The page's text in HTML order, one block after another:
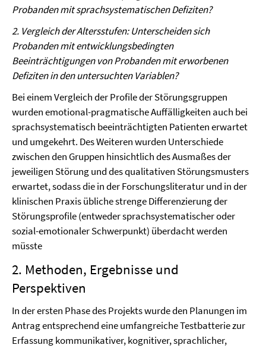
Probanden mit sprachsystematischen Defiziten?
2. Vergleich der Altersstufen: Unterscheiden sich
Probanden mit entwicklungsbedingten
Beeinträchtigungen von Probanden mit erworbenen
Defiziten in den untersuchten Variablen?
Bei einem Vergleich der Profile der Störungsgruppen
wurden emotional-pragmatische Auffälligkeiten auch bei
sprachsystematisch beeinträchtigten Patienten erwartet
und umgekehrt. Des Weiteren wurden Unterschiede
zwischen den Gruppen hinsichtlich des Ausmaßes der
jeweiligen Störung und des qualitativen Störungsmusters
erwartet, sodass die in der Forschungsliteratur und in der
klinischen Praxis übliche strenge Differenzierung der
Störungsprofile (entweder sprachsystematischer oder
sozial-emotionaler Schwerpunkt) überdacht werden
müsste
2. Methoden, Ergebnisse und
Perspektiven
In der ersten Phase des Projekts wurde den Planungen im
Antrag entsprechend eine umfangreiche Testbatterie zur
Erfassung kommunikativer, kognitiver, sprachlicher,